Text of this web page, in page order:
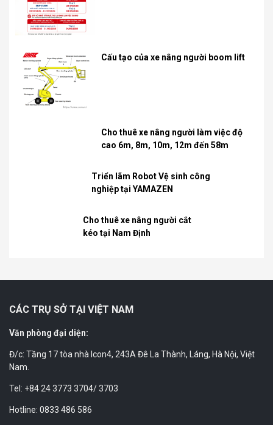
Cấu tạo của xe nâng người boom lift
Cho thuê xe nâng người làm việc độ
cao 6m, 8m, 10m, 12m đến 58m
Triển lãm Robot Vệ sinh công
nghiệp tại YAMAZEN
Cho thuê xe nâng người cắt
kéo tại Nam Định
CÁC TRỤ SỞ TẠI VIỆT NAM
Văn phòng đại diện:
Đ/c: Tầng 17 tòa nhà Icon4, 243A Đê La Thành, Láng, Hà Nội, Việt
Nam.
Tel: +84 24 3773 3704/ 3703
Hotline: 0833 486 586